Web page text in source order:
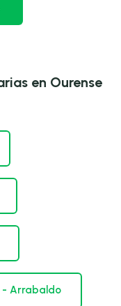
en Ourense
- Arrabaldo